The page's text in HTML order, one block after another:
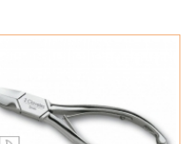
1 Damasco 1969 111102DAM**
499.00449.00 €